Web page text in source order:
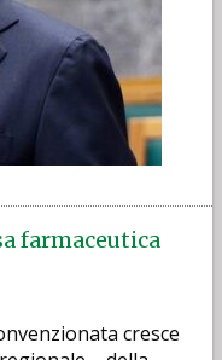
farmaceutica
cresce